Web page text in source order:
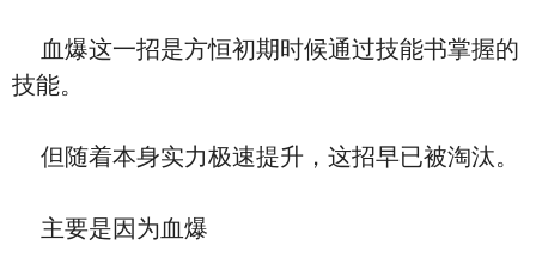
血爆这一招是方恒初期时候通过技能书掌握的
技能。
但随着本身实力极速提升，这招早已被淘汰。
主要是因为血爆